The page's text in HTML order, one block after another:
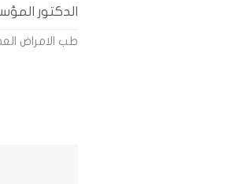
الدكتور
طب الامراض